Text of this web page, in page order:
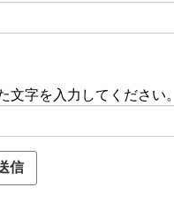
文字を入力してください。